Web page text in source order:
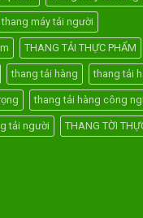
thang máy tải người
THANG TẢI THỰC PHẨM
thang tải hàng thang tải
thang tải hàng công
tải người THANG TỜI